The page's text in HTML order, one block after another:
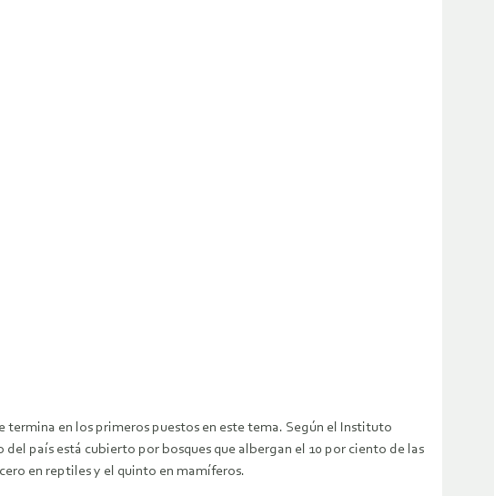
en los primeros puestos en este tema. Según el Instituto
país está cubierto por bosques que albergan el 10 por ciento de las
en reptiles y el quinto en mamíferos.